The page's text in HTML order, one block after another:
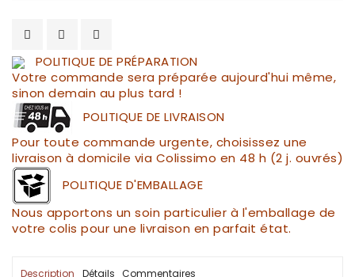
POLITIQUE DE PRÉPARATION
Votre commande sera préparée aujourd'hui même,
sinon demain au plus tard !
POLITIQUE DE LIVRAISON
Pour toute commande urgente, choisissez une
livraison à domicile via Colissimo en 48 h (2 j. ouvrés)
POLITIQUE D'EMBALLAGE
Nous apportons un soin particulier à l'emballage de
votre colis pour une livraison en parfait état.
Description Détails Commentaires